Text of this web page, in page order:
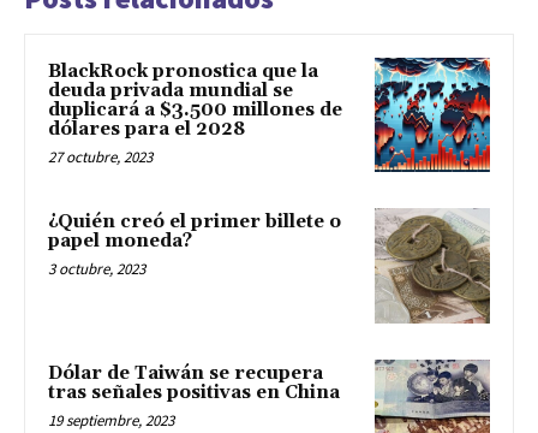
BlackRock pronostica que la
deuda privada mundial se
duplicará a $3.500 millones de
dólares para el 2028
27 octubre, 2023
¿Quién creó el primer billete o
papel moneda?
3 octubre, 2023
Dólar de Taiwán se recupera
tras señales positivas en China
19 septiembre, 2023